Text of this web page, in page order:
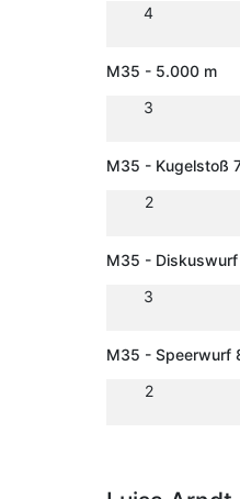
4
M35 - 5.000 m
3
M35 - Kugelstoß
2
M35 -
3
M35 - Speerwurf
2